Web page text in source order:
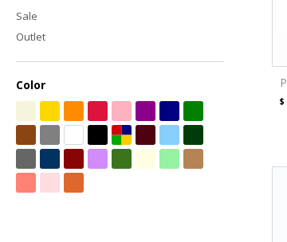
$
Sale
Outlet
Color